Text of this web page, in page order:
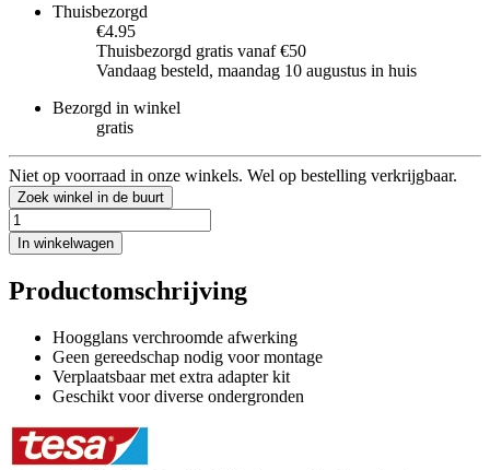
Thuisbezorgd
€4.95
Thuisbezorgd gratis vanaf €50
Vandaag besteld, maandag 10 augustus in huis
Bezorgd in winkel
gratis
Niet op voorraad in onze winkels. Wel op bestelling verkrijgbaar.
Zoek winkel in de buurt
In winkelwagen
Productomschrijving
Hoogglans verchroomde afwerking
Geen gereedschap nodig voor montage
Verplaatsbaar met extra adapter kit
Geschikt voor diverse ondergronden